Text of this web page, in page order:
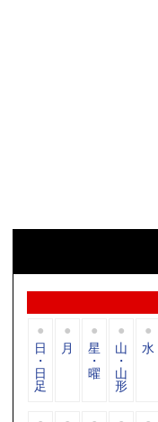
日
・
日
足
月 星
・
曜
山
・
山
形
水